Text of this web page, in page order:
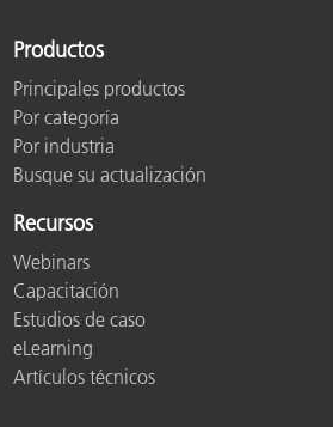
Productos
Principales productos
Por categoría
Por industria
Busque su actualización
Recursos
Webinars
Capacitación
Estudios de caso
eLearning
Artículos técnicos